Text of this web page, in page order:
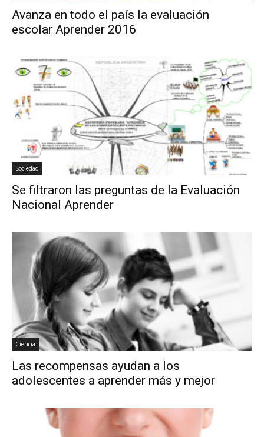
Avanza en todo el país la evaluación
escolar Aprender 2016
Sociedad
Se filtraron las preguntas de la Evaluación
Nacional Aprender
Ciencia
Las recompensas ayudan a los
adolescentes a aprender más y mejor